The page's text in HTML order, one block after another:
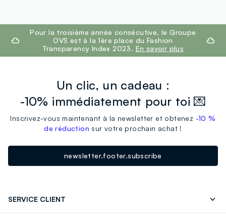
footer.ariatitlePour la troisième année consécutive, le Groupe
OVS est à la 1ère place du Fashion
Transparency Index 2023. En savoir plus
Un clic, un cadeau :
-10% immédiatement pour toi 💌
Inscrivez-vous maintenant à la newsletter et obtenez -10 %
de réduction sur votre prochain achat !
newsletter.footer.subscribe
SERVICE CLIENT